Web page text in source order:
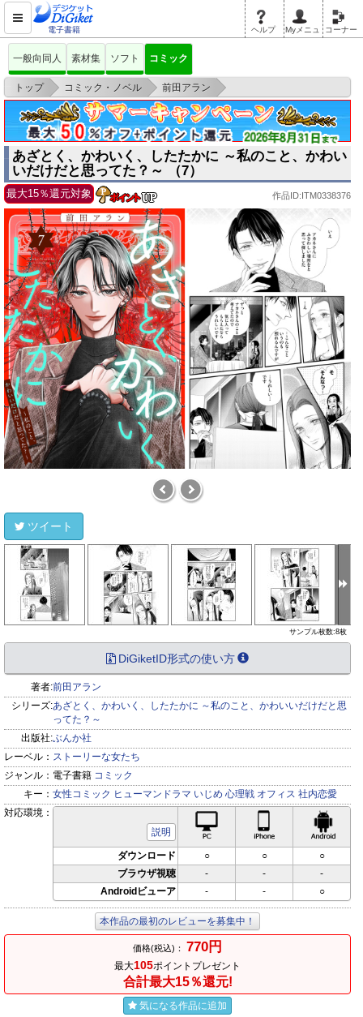
電子書籍 ヘルプ Myメニュ コーナー
一般向同人 素材集 ソフト コミック
トップ > コミック・ノベル > 前田アラン
>
あざとく、かわいく、したたかに ～私のこと、かわいいだけだと思って
た？～ （7）
あざとく、かわいく、したたかに ～私のこと、かわい
いだけだと思ってた？～ （7）
最大15％還元対象 作品ID:ITM0338376
ツイート
サンプル枚数:8枚
DiGiketID形式の使い方
著者:前田アラン
シリーズ:あざとく、かわいく、したたかに ～私のこと、かわいいだけだと思
ってた？～
出版社:ぶんか社
レーベル： ストーリーな女たち
ジャンル： 電子書籍 コミック
キー： 女性コミック ヒューマンドラマ いじめ 心理戦 オフィス 社内恋愛
対応環境：
説明
iPhone対応
ダウンロード ○ ○
○
ブラウザ視聴
- -
-
Androidビューア
- - ○
本作品の最初のレビューを募集中！
価格(税込)： 770円
最大105ポイントプレゼント
合計最大15％還元!
気になる作品に追加